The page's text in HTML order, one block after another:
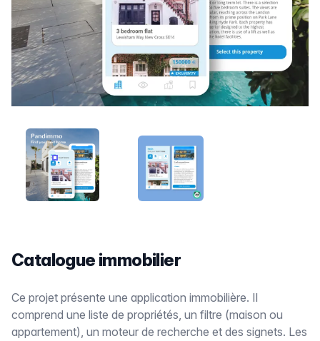
THUMB-TEMPLATE-PANDIMMO-1.PNG
THUMB TEMPLATE REAL
Catalogue immobilier
Ce projet présente une application immobilière. Il
comprend une liste de propriétés, un filtre (maison ou
appartement), un moteur de recherche et des signets. Les